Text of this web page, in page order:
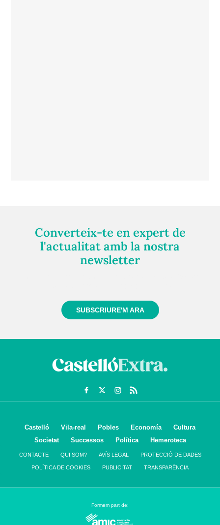
Converteix-te en expert de
l'actualitat amb la nostra
newsletter
SUBSCRIURE'M ARA
Castelló Vila-real Pobles Economía
Cultura
Societat
Successos Política Hemeroteca
CONTACTE QUI SOM? AVÍS LEGAL PROTECCIÓ DE DADES
POLÍTICA DE COOKIES PUBLICITAT TRANSPARÈNCIA
Formem part de: